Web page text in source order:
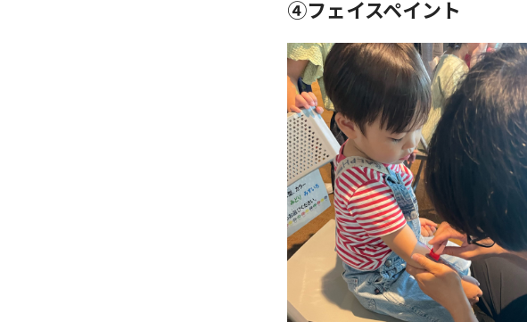
④フェイスペイント